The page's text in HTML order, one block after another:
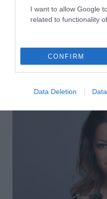
I want to allow Google
related to functionality
CONFIRM
Data Deletion
2026-08-06.